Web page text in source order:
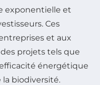
exponentielle et
Ces
et aux
projets tels que
énergétique
la biodiversité.